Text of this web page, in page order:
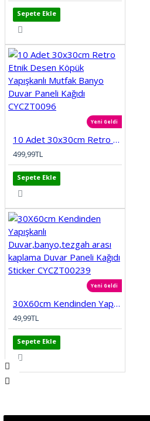
Sepete Ekle
Yeni Geldi
10 Adet 30x30cm Retro Etnik Desen Köpük Yapışkanlı Mutfak Banyo Duvar Paneli Kağıdı CYCZT0096
499,99TL
Sepete Ekle
Yeni Geldi
30X60cm Kendinden Yapışkanlı Duvar,banyo,tezgah arası kaplama Duvar Paneli Kağıdı Sticker CYCZT00239
49,99TL
Sepete Ekle